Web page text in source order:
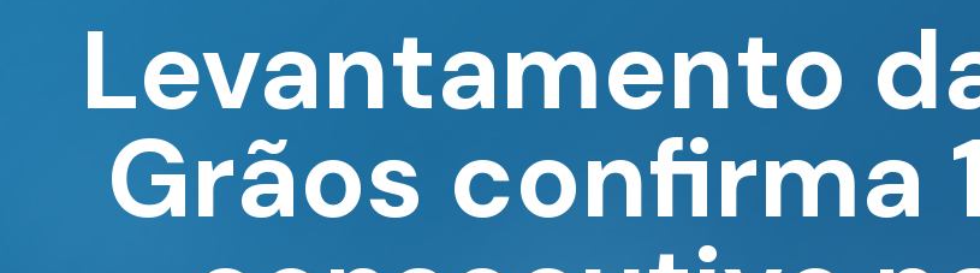
Levantamento
Grãos confirma